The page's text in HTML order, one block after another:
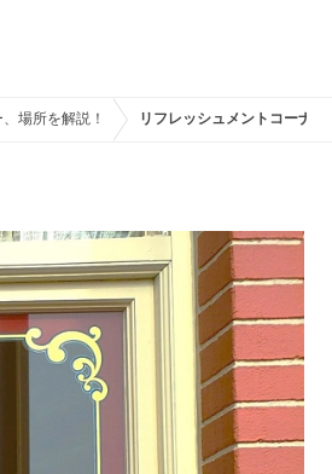
場所を解説！ リフレッシュメントコーナー